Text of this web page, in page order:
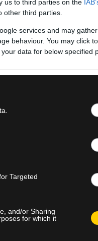
us to third parties on the
other third parties.
services and may
behaviour. You may click
data for below specified
Targeted
and/or Sharing
for which it
του σέντερ.
ως το 2014, πριν
οποίους αναδείχθηκε
έχοντας 11.5 πόντους,
του FIBA Europe Cup,
League 2016 στο Las